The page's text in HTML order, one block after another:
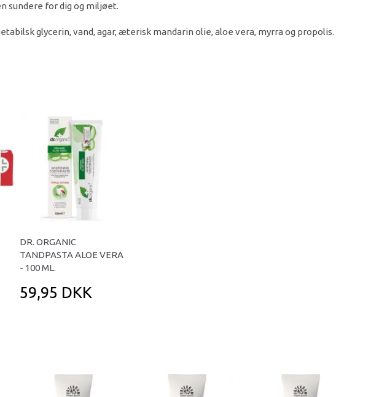
sundere for dig og miljøet.
glycerin, vand, agar, æterisk mandarin olie, aloe vera, myrra og propolis.
DR. ORGANIC
TANDPASTA ALOE VERA
- 100 ML.
59,95 DKK